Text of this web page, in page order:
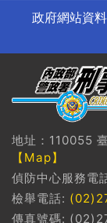
政府網站資
地址：110055
【Map】
偵防中心服務
檢舉電話:
傳真號碼: